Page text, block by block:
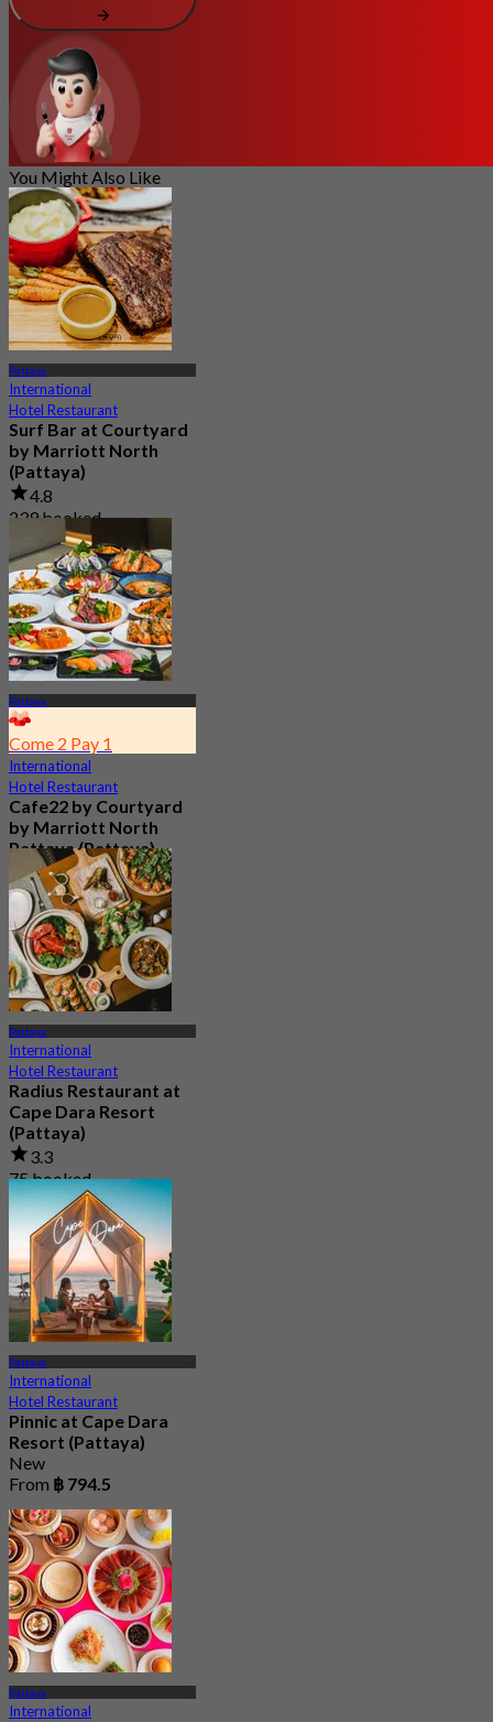
You Might Also Like
Pattaya
International
Hotel Restaurant
Surf Bar at Courtyard
by Marriott North
(Pattaya)
4.8
239 booked
฿ 649.5
Pattaya
Come 2 Pay 1
International
Hotel Restaurant
Cafe22 by Courtyard
by Marriott North
Pattaya (Pattaya)
4.8
1.2K booked
From฿ 350
Pattaya
International
Hotel Restaurant
Radius Restaurant at
Cape Dara Resort
(Pattaya)
3.3
75 booked
From฿ 397.25
Pattaya
International
Hotel Restaurant
Pinnic at Cape Dara
Resort (Pattaya)
New
From ฿ 794.5
Pattaya
International